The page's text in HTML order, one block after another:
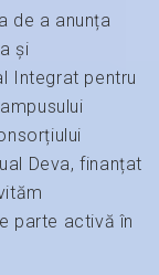
de a anunța
și
Integrat pentru
Deva, finanțat
parte activă în